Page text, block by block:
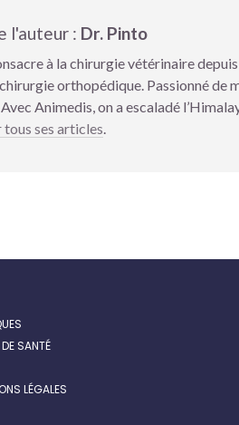
l'auteur : Dr. Pinto
à la chirurgie vétérinaire
chirurgie orthopédique. Passionné de
Animedis, on a escaladé
tous ses articles.
SANTÉ
LÉGALES